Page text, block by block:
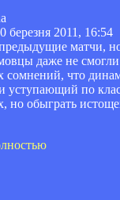
березня 2011, 16:54
матчи,
даже не
что
уступающий по
но обыграть